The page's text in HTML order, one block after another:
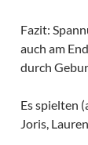
Fazit:
auch am
durch
Es spielten
Joris,